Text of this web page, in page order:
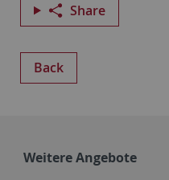
Share
Back
Weitere Angebote